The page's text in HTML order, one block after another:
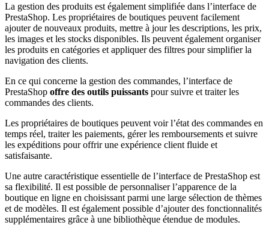
La gestion des produits est également simplifiée dans l’interface de
PrestaShop. Les propriétaires de boutiques peuvent facilement
ajouter de nouveaux produits, mettre à jour les descriptions, les prix,
les images et les stocks disponibles. Ils peuvent également organiser
les produits en catégories et appliquer des filtres pour simplifier la
navigation des clients.
En ce qui concerne la gestion des commandes, l’interface de
PrestaShop offre des outils puissants pour suivre et traiter les
commandes des clients.
Les propriétaires de boutiques peuvent voir l’état des commandes en
temps réel, traiter les paiements, gérer les remboursements et suivre
les expéditions pour offrir une expérience client fluide et
satisfaisante.
Une autre caractéristique essentielle de l’interface de PrestaShop est
sa flexibilité. Il est possible de personnaliser l’apparence de la
boutique en ligne en choisissant parmi une large sélection de thèmes
et de modèles. Il est également possible d’ajouter des fonctionnalités
supplémentaires grâce à une bibliothèque étendue de modules.